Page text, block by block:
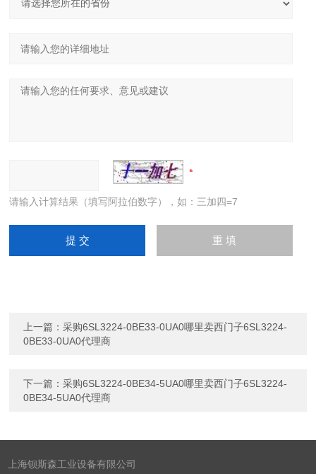
请输入计算结果（填写阿拉伯数字），如：三加四=7
上一篇：采购6SL3224-0BE33-0UA0哪里卖西门子6SL3224-
0BE33-0UA0代理商
下一篇：采购6SL3224-0BE34-5UA0哪里卖西门子6SL3224-
0BE34-5UA0代理商
上海钡斯森工业设备有限公司